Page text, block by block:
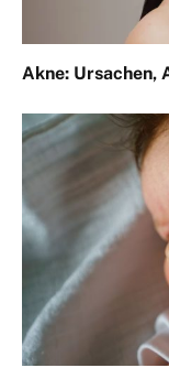
Akne: Ursachen,